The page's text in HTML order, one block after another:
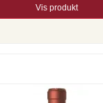
Vis produkt